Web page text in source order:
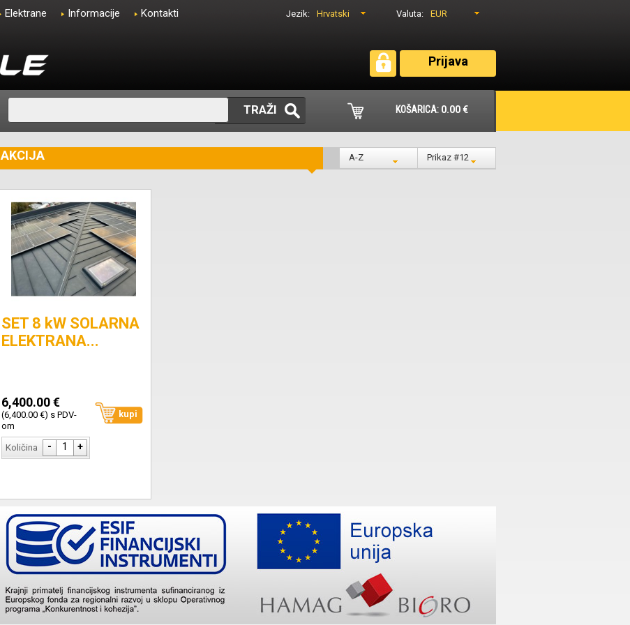
Elektrane Informacije Kontakti Jezik: Hrvatski Valuta: EUR
Prijava
TRAŽI KOŠARICA: 0.00 €
AKCIJA Prikaz #12
A-Z
SET 8 kW SOLARNA
ELEKTRANA...
6,400.00 €
(6,400.00 €) s PDV-
om
Količina - 1 +
kupi